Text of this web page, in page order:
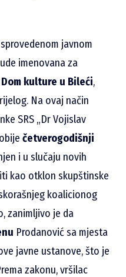
javnom
imenovana za
kulture u Bileći,
Na ovaj način
SRS „Dr Vojislav
četverogodišnji
i u slučaju novih
kao otklon skupštinske
koalicionog
zanimljivo je da
Prodanović sa mjesta
javne ustanove, što je
zakonu, vršilac